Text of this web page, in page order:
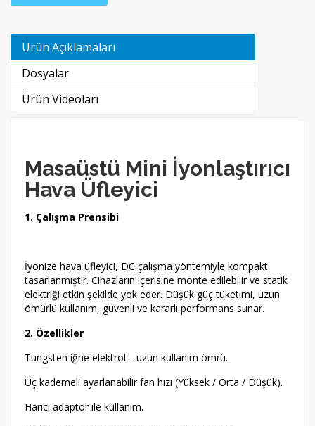
Ürün Açıklamaları
Dosyalar
Ürün Videoları
Masaüstü Mini İyonlaştırıcı
Hava Üfleyici
1. Çalışma Prensibi
İyonize hava üfleyici, DC çalışma yöntemiyle kompakt
tasarlanmıştır. Cihazların içerisine monte edilebilir ve statik
elektriği etkin şekilde yok eder. Düşük güç tüketimi, uzun
ömürlü kullanım, güvenli ve kararlı performans sunar.
2. Özellikler
Tungsten iğne elektrot - uzun kullanım ömrü.
Üç kademeli ayarlanabilir fan hızı (Yüksek / Orta / Düşük).
Harici adaptör ile kullanım.